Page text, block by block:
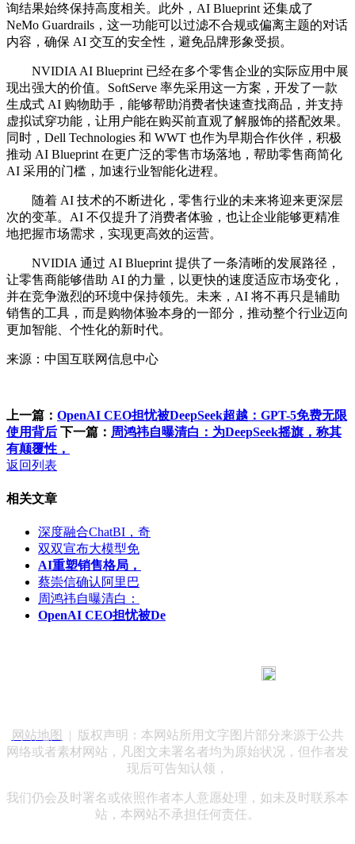
询结果始终保持高度相关。此外，AI Blueprint 还集成了
NeMo Guardrails，这一功能可以过滤不合规或偏离主题的对话
内容，确保 AI 交互的安全性，避免品牌形象受损。
NVIDIA AI Blueprint 已经在多个零售企业的实际应用中展
现出强大的价值。SoftServe 率先采用这一方案，开发了一款
生成式 AI 购物助手，能够帮助消费者快速查找商品，并支持
虚拟试穿功能，让用户能在购买前直观了解服饰的搭配效果。
同时，Dell Technologies 和 WWT 也作为早期合作伙伴，积极
推动 AI Blueprint 在更广泛的零售市场落地，帮助零售商简化
AI 采用的门槛，加速行业智能化进程。
随着 AI 技术的不断进化，零售行业的未来将迎来更深层
次的变革。AI 不仅提升了消费者体验，也让企业能够更精准
地把握市场需求，实现更高效的运营。
NVIDIA 通过 AI Blueprint 提供了一条清晰的发展路径，
让零售商能够借助 AI 的力量，以更快的速度适应市场变化，
并在竞争激烈的环境中保持领先。未来，AI 将不再只是辅助
销售的工具，而是购物体验本身的一部分，推动整个行业迈向
更加智能、个性化的新时代。
来源：中国互联网信息中心
上一篇： OpenAI CEO担忧被DeepSeek超越：GPT-5免费无限
使用背后 下一篇： 周鸿祎自曝清白：为DeepSeek摇旗，称其
有颠覆性，
返回列表
相关文章
深度融合ChatBI，奇
双双宣布大模型免
AI重塑销售格局，
蔡崇信确认阿里巴
周鸿祎自曝清白：
OpenAI CEO担忧被De
网站地图
| 版权声明：本网站所用文字图片部分来源于公共
网络或者素材网站，凡图文未署名者均为原始状况，但作者发
现后可告知认领，
我们仍会及时署名或依照作者本人意愿处理，如未及时联系本
站，本网站不承担任何责任。